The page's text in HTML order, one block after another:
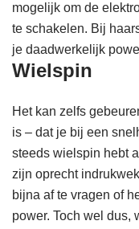
mogelijk om de
te schakelen. Bij
je daadwerkelijk
Wielspin
Het kan zelfs
is – dat je bij een
steeds wielspin hebt
zijn oprecht
bijna af te vragen of
power. Toch wel dus,